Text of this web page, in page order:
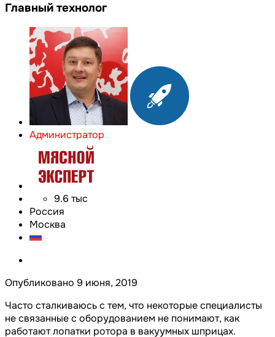
Главный технолог
Администратор
9.6 тыс
Россия
Москва
Опубликовано 9 июня, 2019
Часто сталкиваюсь с тем, что некоторые специалисты
не связанные с оборудованием не понимают, как
работают лопатки ротора в вакуумных шприцах.